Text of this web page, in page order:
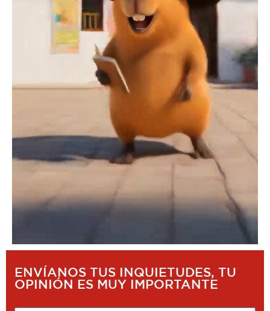
ENVÍANOS TUS INQUIETUDES, TU
OPINIÓN ES MUY IMPORTANTE